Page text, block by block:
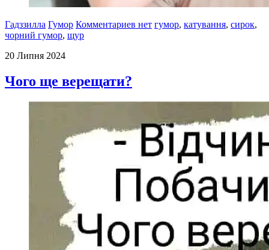
Гадззилла Гумор Комментариев нет гумор, катування, сирок,
чорний гумор, щур
20 Липня 2024
Чого ще верещати?